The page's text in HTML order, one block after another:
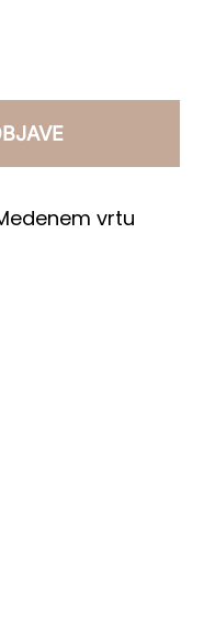
vrtu